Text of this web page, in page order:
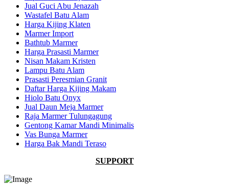
Jual Guci Abu Jenazah
Wastafel Batu Alam
Harga Kijing Klaten
Marmer Import
Bathtub Marmer
Harga Prasasti Marmer
Nisan Makam Kristen
Lampu Batu Alam
Prasasti Peresmian Granit
Daftar Harga Kijing Makam
Hiolo Batu Onyx
Jual Daun Meja Marmer
Raja Marmer Tulungagung
Gentong Kamar Mandi Minimalis
Vas Bunga Marmer
Harga Bak Mandi Teraso
SUPPORT